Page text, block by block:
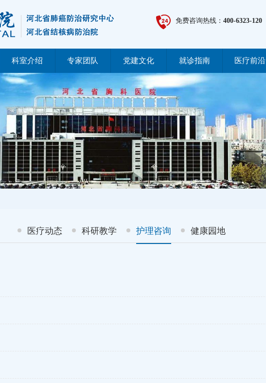
免费咨询热线：400-6323-120
科室介绍 专家团队 党建文化 就诊指南 医疗前沿
医疗动态 科研教学 护理咨询 健康园地